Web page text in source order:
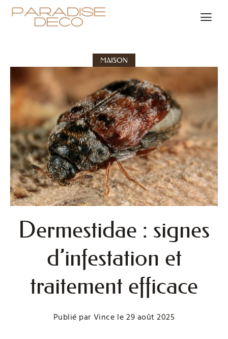
MAISON
Dermestidae : signes
d’infestation et
traitement efficace
Publié par Vince le 29 août 2025